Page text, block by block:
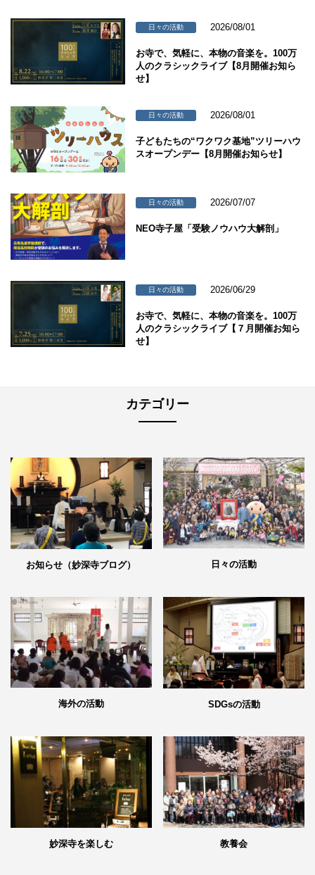
日々の活動 2026/08/01
お寺で、気軽に、本物の音楽を。100万
人のクラシックライブ【8月開催お知ら
せ】
日々の活動 2026/08/01
子どもたちの“ワクワク基地”ツリーハウ
スオープンデー【8月開催お知らせ】
日々の活動 2026/07/07
NEO寺子屋「受験ノウハウ大解剖」
日々の活動 2026/06/29
お寺で、気軽に、本物の音楽を。100万
人のクラシックライブ【７月開催お知ら
せ】
カテゴリー
お知らせ（妙深寺ブログ） 日々の活動
海外の活動 SDGsの活動
妙深寺を楽しむ 教養会